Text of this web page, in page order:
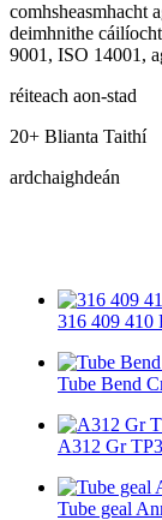
comhsheasmhacht
deimhnithe
9001, ISO 14001,
réiteach aon-stad
20+ Blianta Taithí
ardchaighdeán
316 409 410
Tube Bend
A312 Gr
Tube geal